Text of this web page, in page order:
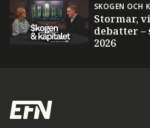
SKOGEN OCH
Stormar,
debatter –
2026